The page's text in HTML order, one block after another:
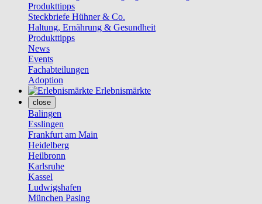
Produkttipps
Steckbriefe Hühner & Co.
Haltung, Ernährung & Gesundheit
Produkttipps
News
Events
Fachabteilungen
Adoption
Erlebnismärkte
close
Balingen
Esslingen
Frankfurt am Main
Heidelberg
Heilbronn
Karlsruhe
Kassel
Ludwigshafen
München Pasing